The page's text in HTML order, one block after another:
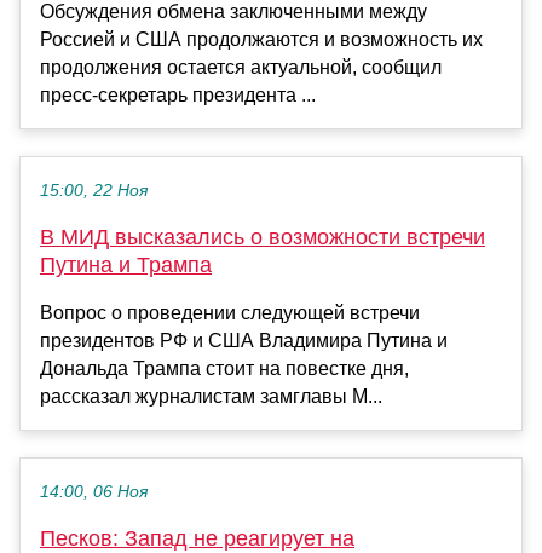
Обсуждения обмена заключенными между
Россией и США продолжаются и возможность их
продолжения остается актуальной, сообщил
пресс-секретарь президента ...
15:00, 22 Ноя
В МИД высказались о возможности встречи
Путина и Трампа
Вопрос о проведении следующей встречи
президентов РФ и США Владимира Путина и
Дональда Трампа стоит на повестке дня,
рассказал журналистам замглавы М...
14:00, 06 Ноя
Песков: Запад не реагирует на